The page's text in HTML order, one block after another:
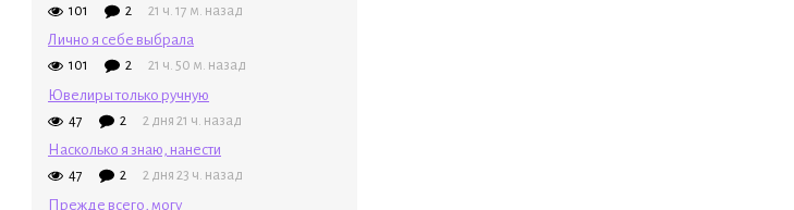
101 2 21 ч. 17 м. назад
Лично я себе выбрала
101 2 21 ч. 50 м. назад
Ювелиры только ручную
47 2 2 дня 21 ч. назад
Насколько я знаю, нанести
47 2 2 дня 23 ч. назад
Прежде всего, могу